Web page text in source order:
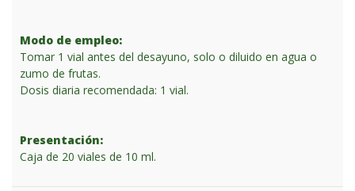
Modo de empleo:
Tomar 1 vial antes del desayuno, solo o diluido en agua o
zumo de frutas.
Dosis diaria recomendada: 1 vial.
Presentación:
Caja de 20 viales de 10 ml.